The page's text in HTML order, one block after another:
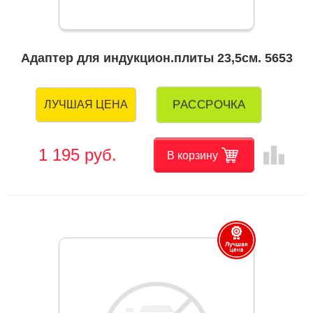
Адаптер для индукцион.плиты 23,5см. 5653
ЛУЧШАЯ ЦЕНА РАССРОЧКА
1 195 руб. В корзину leaderboard